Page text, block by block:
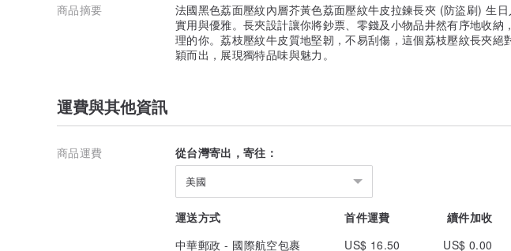
商品摘要
法國黑色荔面壓紋內層芥黃色荔面壓紋牛皮拉鍊長夾 (防盜刷) 生日
實用與優雅。長夾設計讓你將鈔票、零錢及小物品井然有序地收納
理的你。荔枝壓紋牛皮質地堅韌，不易刮傷，這個荔枝壓紋長夾絕
穎而出，展現獨特品味與魅力。
運費與其他資訊
商品運費 從台灣寄出，寄往：
美國
運送方式 首件運費
續件加收
中華郵政 - 國際航空包裹
US$ 16.50 US$ 0.00